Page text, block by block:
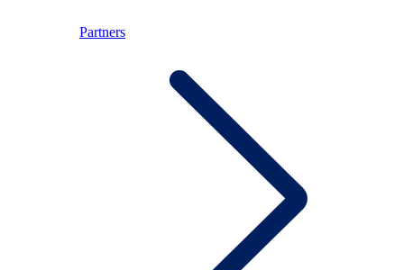
Partners